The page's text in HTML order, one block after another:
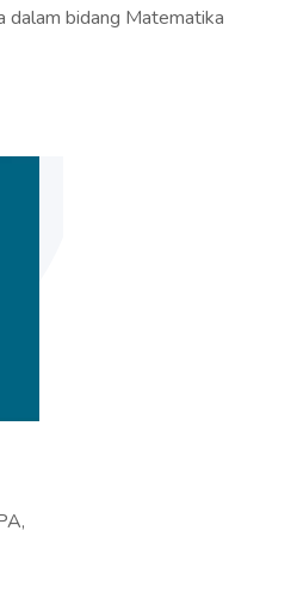
dalam bidang Matematika